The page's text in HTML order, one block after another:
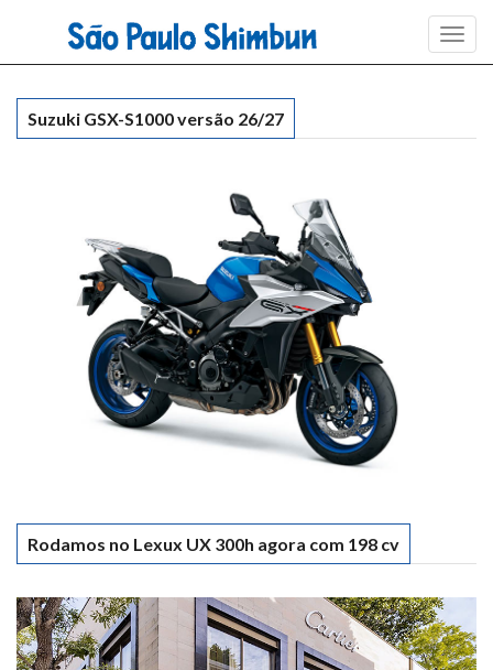
Suzuki GSX-S1000 versão 26/27
Rodamos no Lexux UX 300h agora com 198 cv